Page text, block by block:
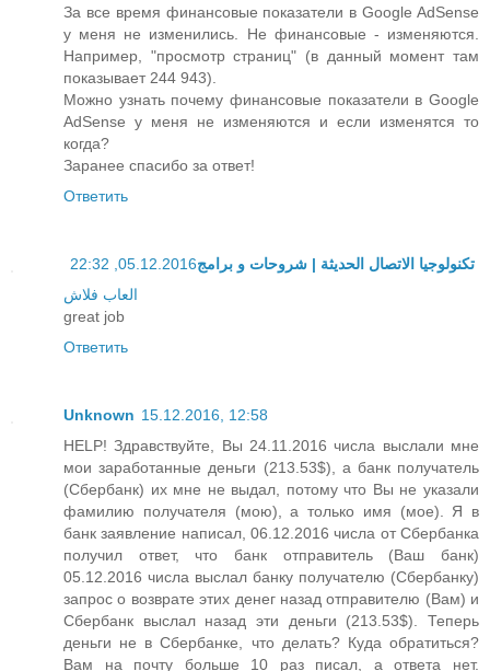
За все время финансовые показатели в Google AdSense
у меня не изменились. Не финансовые - изменяются.
Например, "просмотр страниц" (в данный момент там
показывает 244 943).
Можно узнать почему финансовые показатели в Google
AdSense у меня не изменяются и если изменятся то
когда?
Заранее спасибо за ответ!
Ответить
تكنولوجيا الاتصال الحديثة | شروحات و برامج05.12.2016, 22:32
العاب فلاش
great job
Ответить
Unknown 15.12.2016, 12:58
HELP! Здравствуйте, Вы 24.11.2016 числа выслали мне
мои заработанные деньги (213.53$), а банк получатель
(Сбербанк) их мне не выдал, потому что Вы не указали
фамилию получателя (мою), а только имя (мое). Я в
банк заявление написал, 06.12.2016 числа от Сбербанка
получил ответ, что банк отправитель (Ваш банк)
05.12.2016 числа выслал банку получателю (Сбербанку)
запрос о возврате этих денег назад отправителю (Вам) и
Сбербанк выслал назад эти деньги (213.53$). Теперь
деньги не в Сбербанке, что делать? Куда обратиться?
Вам на почту больше 10 раз писал, а ответа нет.